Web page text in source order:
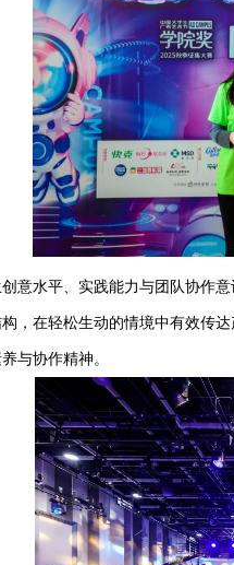
意水平、实践能力与团队协作
，在轻松生动的情境中有效传达
与协作精神。